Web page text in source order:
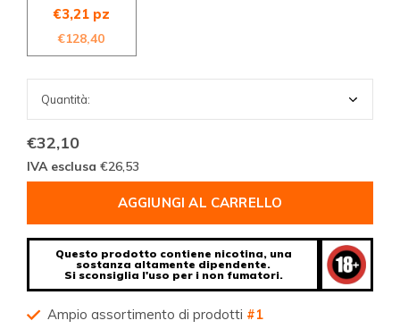
€3,21 pz
€128,40
€32,10
IVA esclusa €26,53
AGGIUNGI AL CARRELLO
Questo prodotto contiene nicotina, una
sostanza altamente dipendente.
Si sconsiglia l'uso per i non fumatori.
Ampio assortimento di prodotti #1